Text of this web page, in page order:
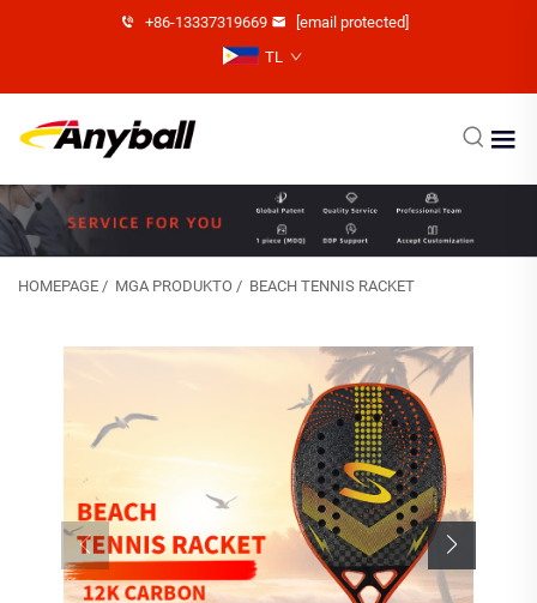
+86-13337319669
[email protected]
TL
HOMEPAGE / MGA PRODUKTO / BEACH TENNIS RACKET